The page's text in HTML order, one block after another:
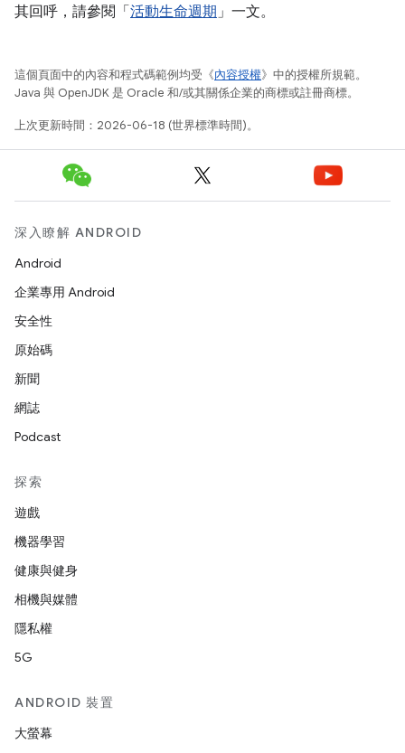
其回呼，請參閱「 活動生命週期 」一文。
這個頁面中的內容和程式碼範例均受《內容授權》中的授權所規範。
Java 與 OpenJDK 是 Oracle 和/或其關係企業的商標或註冊商標。
上次更新時間：2026-06-18 (世界標準時間)。
深入瞭解 ANDROID
Android
企業專用 Android
安全性
原始碼
新聞
網誌
Podcast
探索
遊戲
機器學習
健康與健身
相機與媒體
隱私權
5G
ANDROID 裝置
大螢幕